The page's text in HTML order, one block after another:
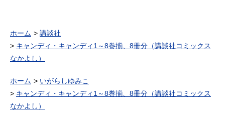
ホーム
講談社
キャンディ・キャンディ1～8巻揃、8冊分（講談社コミックス
なかよし）
ホーム
いがらしゆみこ
キャンディ・キャンディ1～8巻揃、8冊分（講談社コミックス
なかよし）